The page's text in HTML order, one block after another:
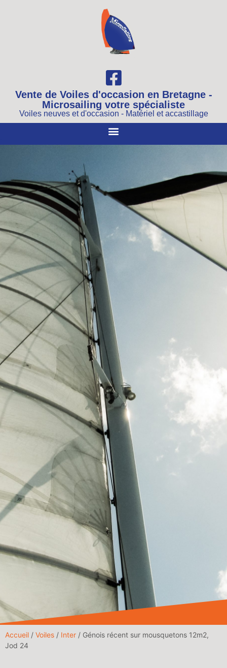
Vente de Voiles d'occasion en Bretagne -
Microsailing votre spécialiste
Voiles neuves et d'occasion - Matériel et accastillage
Accueil / Voiles / Inter / Génois récent sur mousquetons 12m2,
Jod 24